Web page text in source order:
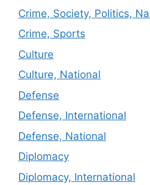
Crime, Society, Politics,
Crime, Sports
Culture
Culture, National
Defense
Defense, International
Defense, National
Diplomacy
Diplomacy, International